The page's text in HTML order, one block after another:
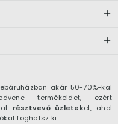
akár 50-70%-kal
termékeidet, ezért
résztvevő üzleteket, ahol
foghatsz ki.